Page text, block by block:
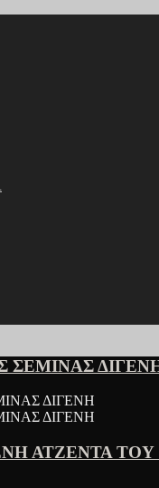
ΑΤΖΕΝΤΑ